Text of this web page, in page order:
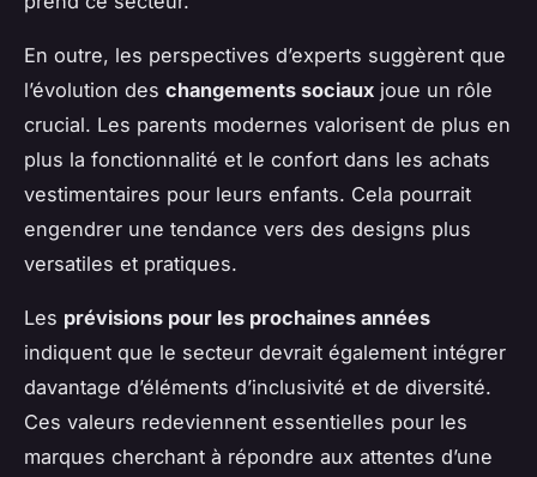
En outre, les perspectives d’experts suggèrent que
l’évolution des changements sociaux joue un rôle
crucial. Les parents modernes valorisent de plus en
plus la fonctionnalité et le confort dans les achats
vestimentaires pour leurs enfants. Cela pourrait
engendrer une tendance vers des designs plus
versatiles et pratiques.
Les prévisions pour les prochaines années
indiquent que le secteur devrait également intégrer
davantage d’éléments d’inclusivité et de diversité.
Ces valeurs redeviennent essentielles pour les
marques cherchant à répondre aux attentes d’une